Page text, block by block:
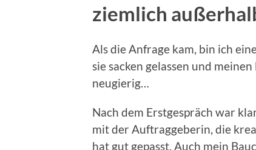
ziemlich
Als die Anfrage kam, bin ich
sie sacken gelassen und
neugierig…
Nach dem Erstgespräch war
mit der Auftraggeberin, die
hat gut gepasst. Auch mein